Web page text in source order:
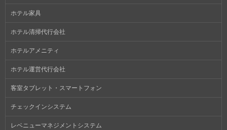
ホテル家具
ホテル清掃代行会社
ホテルアメニティ
ホテル運営代行会社
客室タブレット・スマートフォン
チェックインシステム
レベニューマネジメントシステム